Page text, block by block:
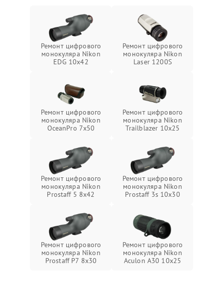
Ремонт цифрового
монокуляра Nikon
EDG 10x42
Ремонт цифрового
монокуляра Nikon
Laser 1200S
Ремонт цифрового
монокуляра Nikon
OceanPro 7x50
Ремонт цифрового
монокуляра Nikon
Trailblazer 10x25
Ремонт цифрового
монокуляра Nikon
Prostaff 5 8x42
Ремонт цифрового
монокуляра Nikon
Prostaff 3s 10x30
Ремонт цифрового
монокуляра Nikon
Prostaff P7 8x30
Ремонт цифрового
монокуляра Nikon
Aculon A30 10x25